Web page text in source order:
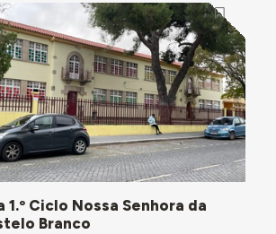
1.º Ciclo Nossa Senhora da
Branco